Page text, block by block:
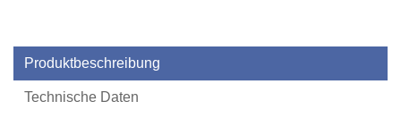
Produktbeschreibung
Technische Daten